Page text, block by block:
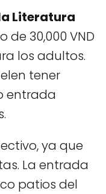
Literatura
30,000 VND
los adultos.
tener
entrada
ya que
La entrada
patios del